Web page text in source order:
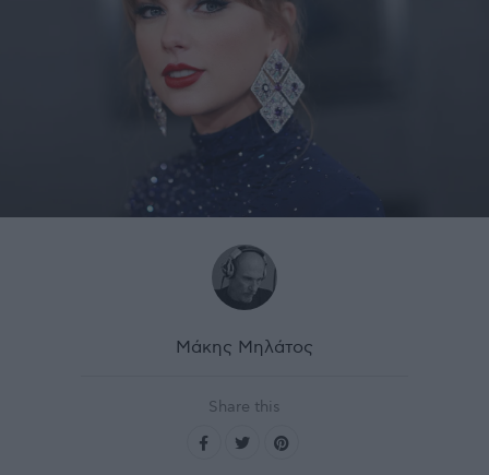
Μάκης Μηλάτος
Share this